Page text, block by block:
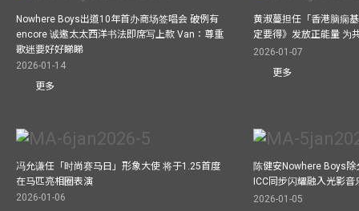
Nowhere Boys出道10年首办商场签唱会 破例有
encore 诚邀太太西洋书法即席写上款 Van：尊重
歌迷要好好睇睇
2026-01-14
更多
黄淑蔓担任「香港脑痫
定要得》发放正能量 为
2026-01-07
更多
冯允谦任「时尚赛马日」形象大使 将于1.25首度
在马匹亮相圈表演
2026-01-06
陈健安Nowhere Boys
ICC同步闪耀融入光影音
2026-01-05